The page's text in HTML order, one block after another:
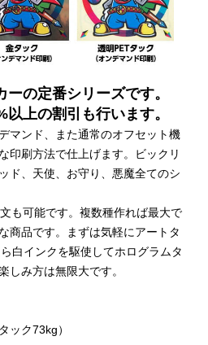
の定番シリーズです。
上の割引も行います。
マンド、また通常のオフセット機
印刷方法で仕上げます。ビックリ
ド、天使、お守り、悪魔全てのシ
も可能です。複数種作れば最大で
商品です。まずは気軽にアートタ
白インクを駆使してホログラムタ
しみ方は無限大です。
ック73kg）